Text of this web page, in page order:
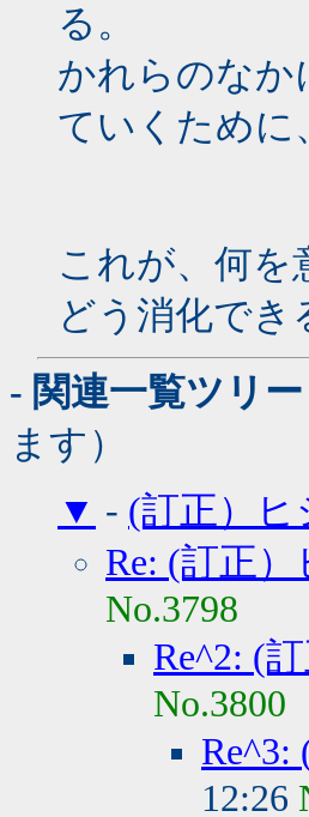
る。
かれらのなか
ていくために
これが、何を
どう消化で
- 関連一覧ツリー
ます）
▼ - (訂正）
Re: (訂正
No.3798
Re^2: (
No.3800
12:26